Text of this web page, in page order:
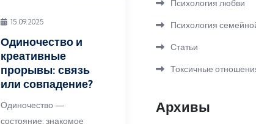
15.09.2025
Одиночество и
креативные
прорывы: связь
или совпадение?
Одиночество —
состояние, знакомое
Психология любви
Психология
Статьи
Токсичные
Архивы